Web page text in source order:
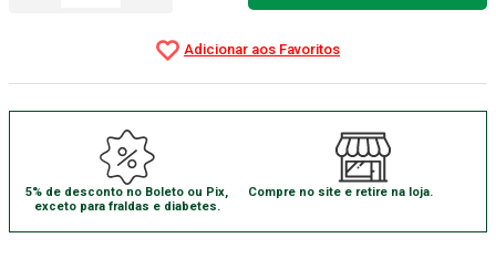
5% de desconto no Boleto ou Pix,
exceto para fraldas e diabetes.
Compre no site e retire na loja.